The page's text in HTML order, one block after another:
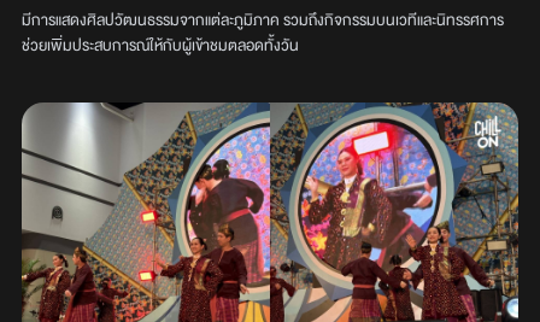
มีการแสดงศิลปวัฒนธรรมจากแต่ละภูมิภาค รวมถึงกิจกรรมบนเวทีและนิทรรศการ
ช่วยเพิ่มประสบการณ์ให้กับผู้เข้าชมตลอดทั้งวัน